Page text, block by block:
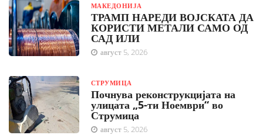
МАКЕДОНИЈА
ТРАМП НАРЕДИ ВОЈСКАТА ДА
КОРИСТИ МЕТАЛИ САМО ОД
САД ИЛИ
август 5, 2026
СТРУМИЦА
Почнува реконструкцијата на
улицата „5-ти Ноември“ во
Струмица
август 5, 2026